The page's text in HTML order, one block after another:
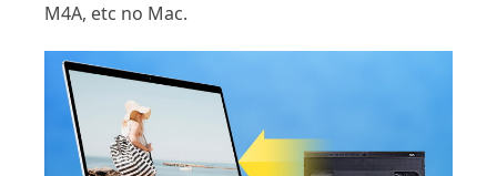
M4A, etc no Mac.